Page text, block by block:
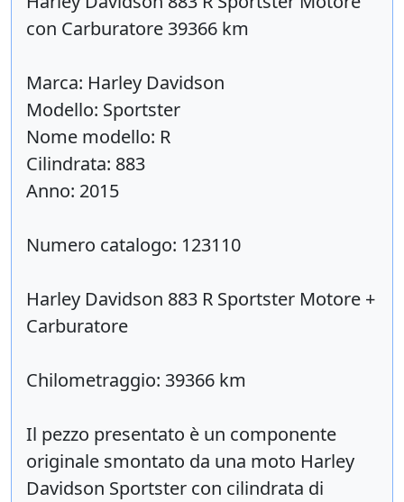
con Carburatore 39366 km
Marca: Harley Davidson
Modello: Sportster
Nome modello: R
Cilindrata: 883
Anno: 2015
Numero catalogo: 123110
Harley Davidson 883 R Sportster Motore +
Carburatore
Chilometraggio: 39366 km
Il pezzo presentato è un componente
originale smontato da una moto Harley
Davidson Sportster con cilindrata di